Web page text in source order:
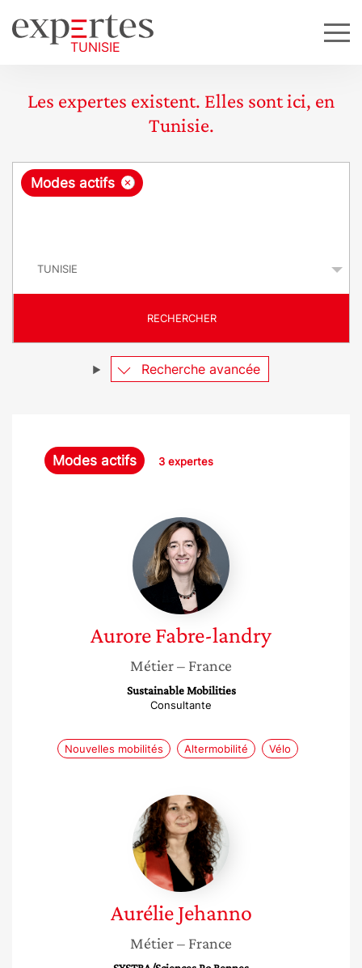
Les expertes existent. Elles sont ici, en
Tunisie.
R
ê
e
×
Modes actifs
RECHERCHER
Recherche avancée
Modes actifs 3 expertes
Aurore
Fabre-
landry
AuroreFabre-landry
Métier– France
Sustainable Mobilities
Consultante
Nouvelles mobilités Altermobilité Vélo
Aurélie
Jehanno
Aurélie Jehanno
Métier– France